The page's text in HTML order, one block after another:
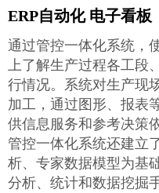
ERP自动化 电子看板
通过管控一体化系统，
上了解生产过程各工段
行情况。系统对生产现
加工，通过图形、报表
供信息服务和参考决策
管控一体化系统还建立
析、专家数据模型为基
分析、统计和数据挖掘